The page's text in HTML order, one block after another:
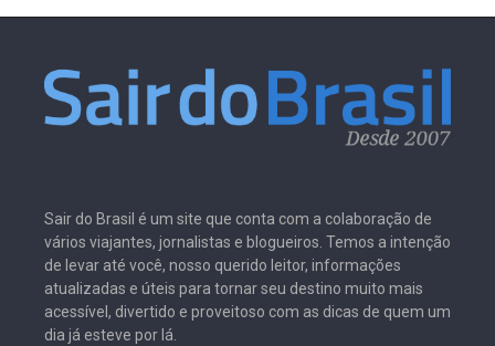
Sair do Brasil é um site que conta com a colaboração de
vários viajantes, jornalistas e blogueiros. Temos a intenção
de levar até você, nosso querido leitor, informações
atualizadas e úteis para tornar seu destino muito mais
acessível, divertido e proveitoso com as dicas de quem um
dia já esteve por lá.